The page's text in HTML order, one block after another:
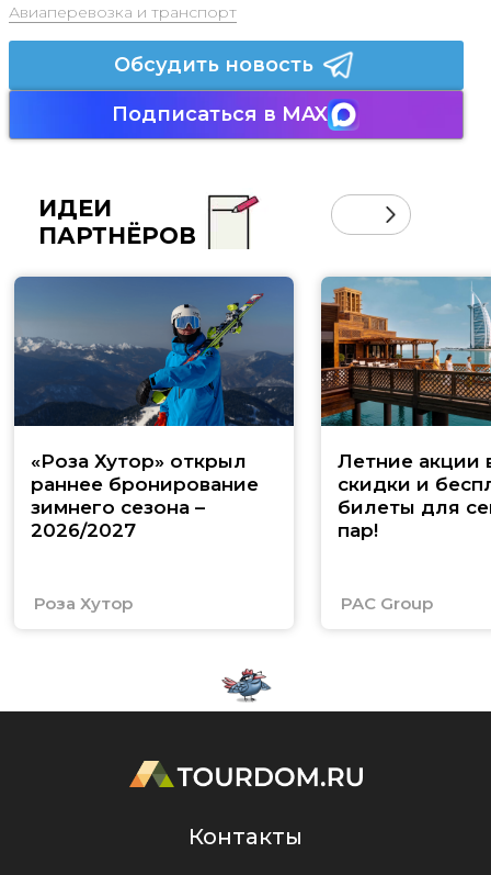
Авиаперевозка и транспорт
Обсудить новость
Подписаться в MAX
ИДЕИ
ПАРТНЁРОВ
«Роза Хутор» открыл
раннее бронирование
зимнего сезона –
2026/2027
Роза Хутор
Летние акции
скидки и
билеты для
пар!
PAC Group
Контакты